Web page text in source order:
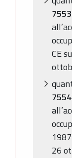
CE
26